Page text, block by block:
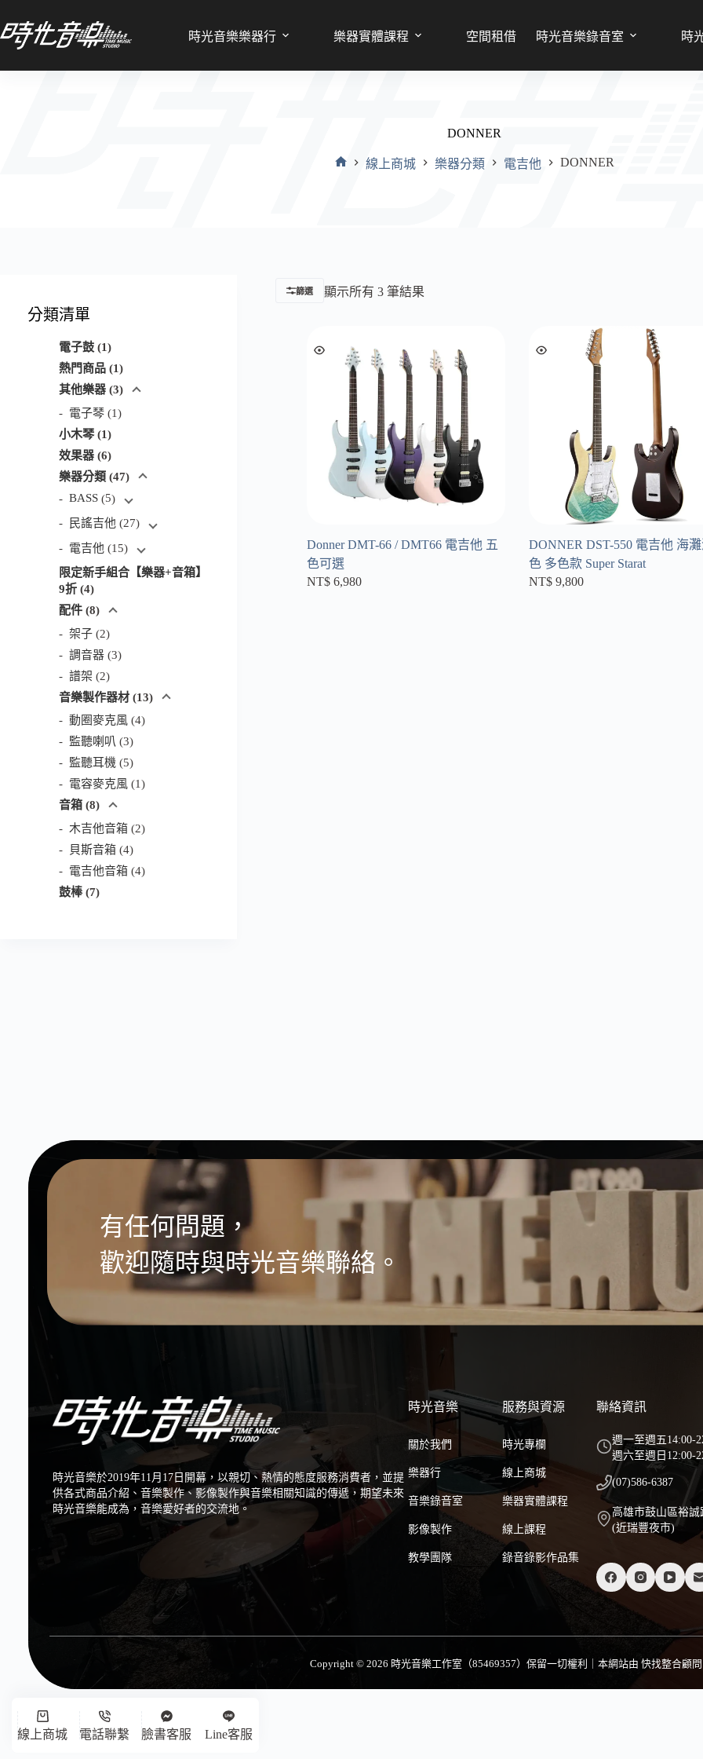
時光音樂樂器行 樂器實體課程 空間租借 時光音樂錄音室 時
DONNER
線上商城 樂器分類 電吉他 DONNER
篩選 顯示所有 3 筆結果
Donner DMT-66 / DMT66 電吉他 五
色可選
NT$6,980
DONNER DST-550 電吉他 海
色 多色款 Super Starat
NT$9,800
分類清單
電子鼓 11
產
品
熱門商品 11
產
品
其他樂器 33
產
電子琴 11
小木琴 11
產
品
效果器 66
產
品
樂器分類 4747
產
品
BASS 55
產
品
民謠吉他 2727
產
品
電吉他 1515
產
限定新手組合【樂器+音箱】
9折 44
產
品
配件 88
產
品
架子 22
產
品
調音器 33
品
譜架 22
個
產
品
音樂製作器材 1313
動圈麥克風 44
監聽喇叭 33
產
品
監聽耳機 55
產
電容麥克風 11
品
音箱 88
產
品
木吉他音箱 22
品
貝斯音箱 44
產
電吉他音箱 44
鼓棒 77
有任何問題，
歡迎隨時與時光音樂聯絡。
時光音樂於2019年11月17日開幕，以親切、熱情的態度服務消費者，並提
供各式商品介紹、音樂製作、影像製作與音樂相關知識的傳遞，期望未來
時光音樂能成為，音樂愛好者的交流地。
時光音樂
關於我們
樂器行
音樂錄音室
影像製作
教學團隊
服務與資源
時光專欄
線上商城
樂器實體課程
線上課程
錄音錄影作品集
聯絡資訊
週一至週五14:00-
週六至週日12:00-
(07)586-6387
高雄市鼓山區裕誠
(近瑞豐夜市)
Copyright © 2026 時光音樂工作室（85469357）保留一切權利｜本網站由 快找整合顧問
線上商城 電話聯繫 臉書客服 Line客服